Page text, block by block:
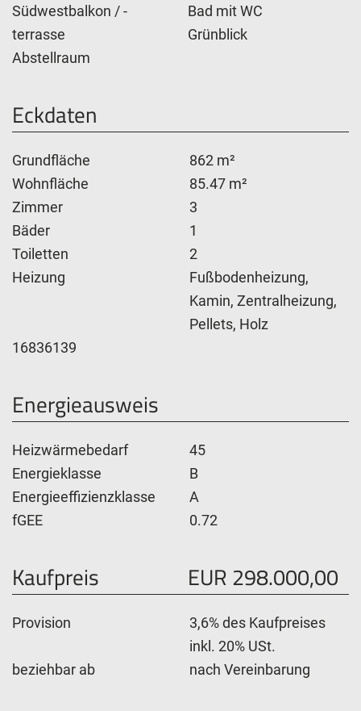
Südwestbalkon / -
terrasse
Abstellraum
Bad mit WC
Grünblick
Eckdaten
Grundfläche
862 m²
Wohnfläche
85.47 m²
Zimmer
3
Bäder
1
Toiletten
2
Heizung
Fußbodenheizung,
Kamin, Zentralheizung,
Pellets, Holz
16836139
Energieausweis
Heizwärmebedarf
45
Energieklasse
B
Energieeffizienzklasse
A
fGEE
0.72
Kaufpreis EUR 298.000,00
Provision
3,6% des Kaufpreises
inkl. 20% USt.
beziehbar ab
nach Vereinbarung